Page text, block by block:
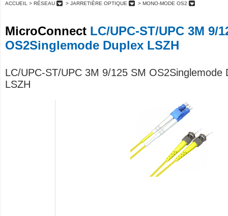
ACCUEIL > RÉSEAU > JARRETIÈRE OPTIQUE > MONO-MODE OS2
MicroConnect LC/UPC-ST/UPC 3M 9/
OS2Singlemode Duplex LSZH
LC/UPC-ST/UPC 3M 9/125 SM OS2Singlemode
LSZH